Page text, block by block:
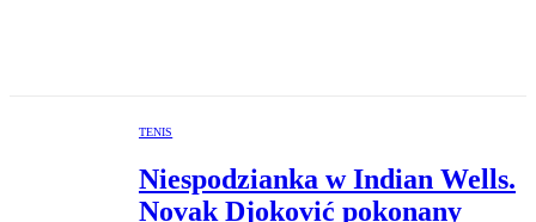
TENIS
Niespodzianka w Indian Wells.
Novak Djoković pokonany